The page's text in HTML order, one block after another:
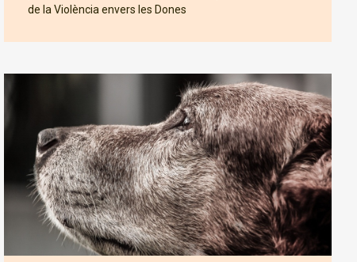
de la Violència envers les Dones